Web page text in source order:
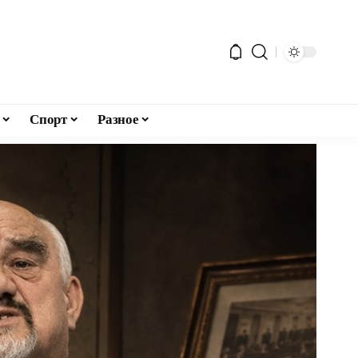
Спорт Разное